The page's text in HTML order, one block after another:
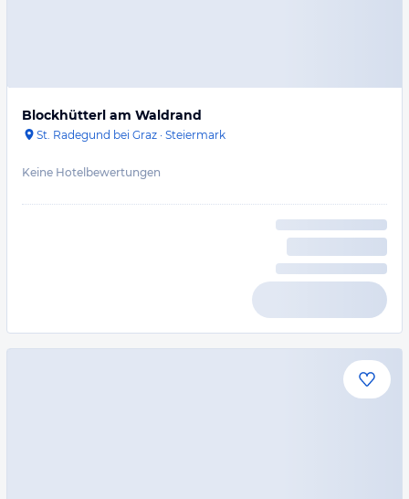
Blockhütterl am Waldrand
St. Radegund bei Graz · Steiermark
Keine Hotelbewertungen